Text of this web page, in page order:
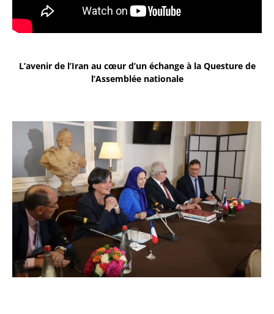
L’avenir de l’Iran au cœur d’un échange à la Questure de
l’Assemblée nationale